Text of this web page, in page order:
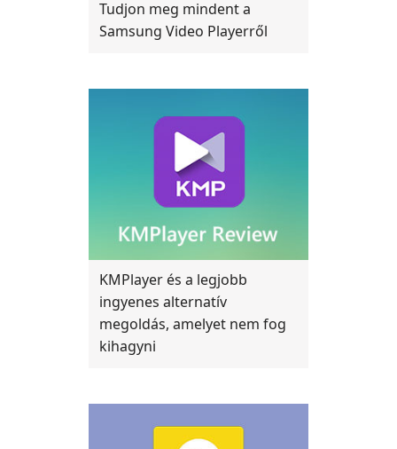
Tudjon meg mindent a
Samsung Video Playerről
KMPlayer és a legjobb
ingyenes alternatív
megoldás, amelyet nem fog
kihagyni